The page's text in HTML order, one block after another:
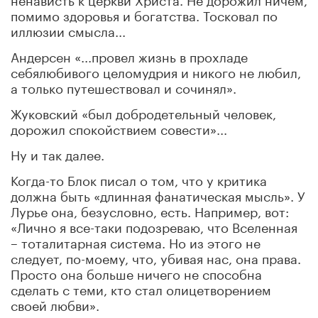
помимо здоровья и богатства. Тосковал по
иллюзии смысла...
Андерсен «...провел жизнь в прохладе
себялюбивого целомудрия и никого не любил,
а только путешествовал и сочинял».
Жуковский «был добродетельный человек,
дорожил спокойствием совести»...
Ну и так далее.
Когда-то Блок писал о том, что у критика
должна быть «длинная фанатическая мысль». У
Лурье она, безусловно, есть. Например, вот:
«Лично я все-таки подозреваю, что Вселенная
– тоталитарная система. Но из этого не
следует, по-моему, что, убивая нас, она права.
Просто она больше ничего не способна
сделать с теми, кто стал олицетворением
своей любви».